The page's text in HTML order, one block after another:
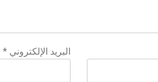
البريد الإلكتروني*